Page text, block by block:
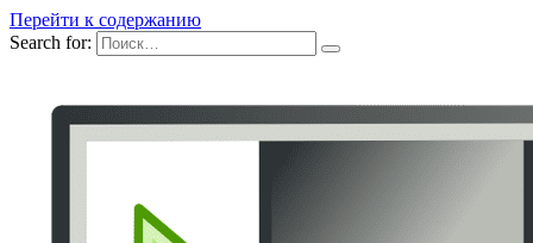
Перейти к содержанию
Search for: